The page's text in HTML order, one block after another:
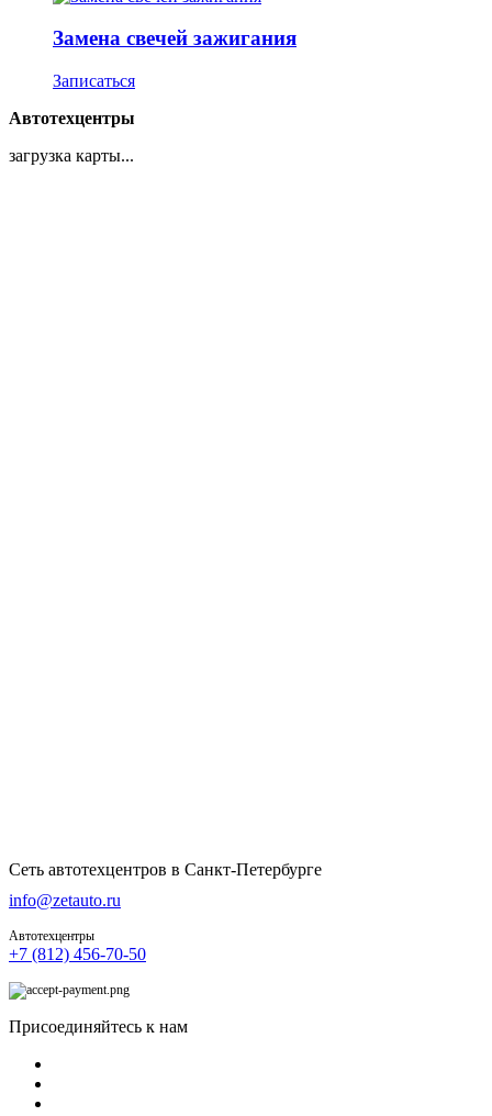
Замена свечей зажигания
Записаться
Автотехцентры
загрузка карты...
Сеть автотехцентров в Санкт-Петербурге
info@zetauto.ru
Автотехцентры
+7 (812) 456-70-50
Присоединяйтесь к нам